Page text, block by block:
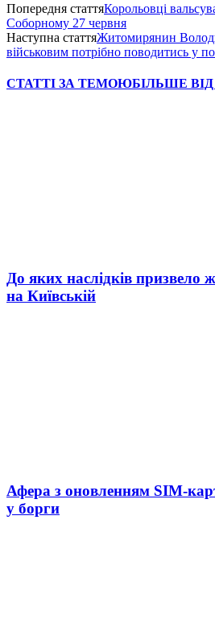
Попередня статтяКорольовці
Соборному 27 червня
Наступна статтяЖитомирянин
військовим потрібно поводитись у
СТАТТІ ЗА ТЕМОЮБІЛЬШЕ
До яких наслідків призвело
на Київській
Афера з оновленням SIM-
у борги